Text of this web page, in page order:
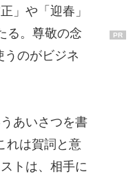
」や「迎春」
る。尊敬の念
うのがビジネ
あいさつを書
れは賀詞と意
トは、相手に
PR